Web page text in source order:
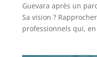
Guevara après un
Sa vision ?
professionnels qui,